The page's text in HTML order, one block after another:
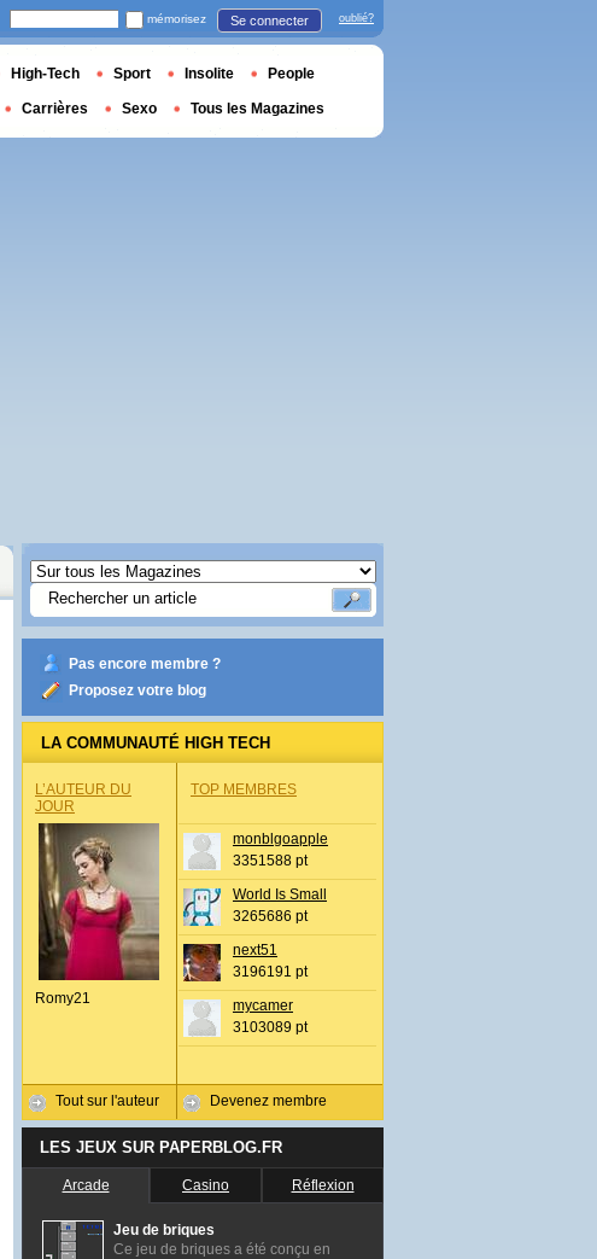
Pas encore membre ?
Proposez votre blog
LA COMMUNAUTÉ HIGH TECH
L’AUTEUR DU
JOUR
Romy21
Tout sur l'auteur
TOP MEMBRES
monblgoapple
3351588 pt
World Is Small
3265686 pt
next51
3196191 pt
mycamer
3103089 pt
Devenez membre
LES JEUX SUR PAPERBLOG.FR
Arcade Casino Réflexion
Jeu de briques
Ce jeu de briques a été conçu en
mémorisez Se connecter oublié?
High-Tech Sport Insolite People
Carrières Sexo Tous les Magazines